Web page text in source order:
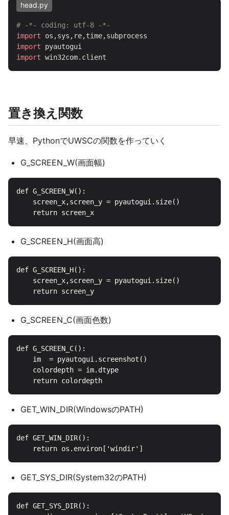
head.py
import
os ,sys , re,time,subprocess
import
pyautogui
import win32com.client
置き換え関数
早速、PythonでUWSCの関数を作っていく
G_SCREEN_W(画面幅)
def G_SCREEN_W():
    screen_x,screen_y = pyautogui.size()
G_SCREEN_H(画面高)
def G_SCREEN_H():
    screen_x,screen_y = pyautogui.size()
G_SCREEN_C(画面色数)
def G_SCREEN_C():
    im  = pyautogui.screenshot()
    colordepth = im.dtype
GET_WIN_DIR(WindowsのPATH)
def GET_WIN_DIR():
GET_SYS_DIR(System32のPATH)
def GET_SYS_DIR():